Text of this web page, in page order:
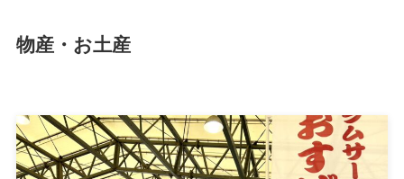
物産・お土産